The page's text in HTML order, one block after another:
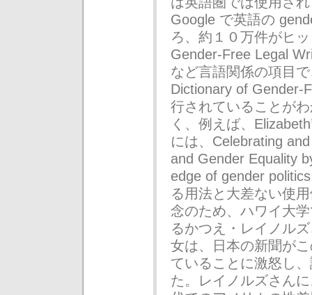
Google で英語の
ろ、約１０万件がヒ
Gender-Free Legal
など言語関係の項目
Dictionary of Gender-
行されていることが
く、例えば、
には、Celebrating
and Gender Equality
edge of gender
る用法と大差ない使
念のため、ハワイ大
るかつえ・レイノル
女は、日本の新聞が
ていることに激怒し
た。レイノルズさん